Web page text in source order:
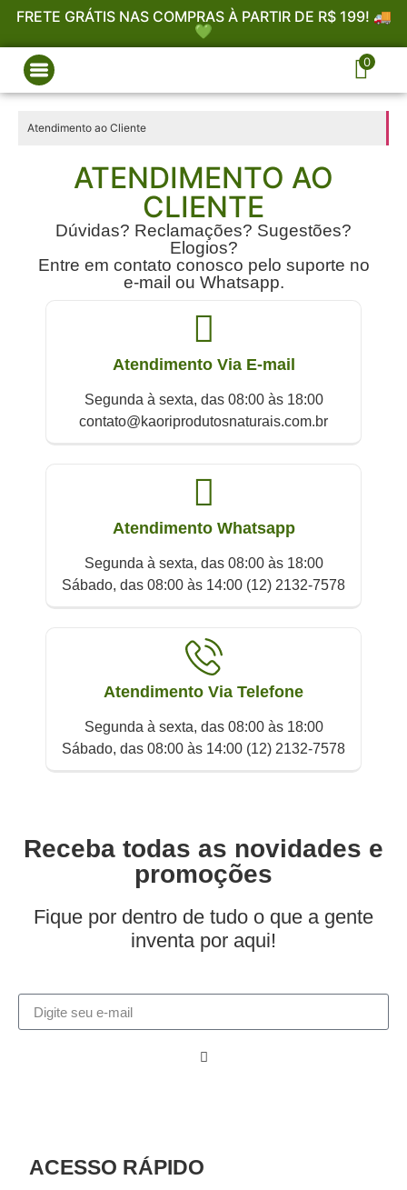
FRETE GRÁTIS NAS COMPRAS À PARTIR DE R$ 199! 🚚
💚
0
Atendimento ao Cliente
ATENDIMENTO AO
CLIENTE
Dúvidas? Reclamações? Sugestões?
Elogios?
Entre em contato conosco pelo suporte no
e-mail ou Whatsapp.
Atendimento Via E-mail
Segunda à sexta, das 08:00 às 18:00
contato@kaoriprodutosnaturais.com.br
Atendimento Whatsapp
Segunda à sexta, das 08:00 às 18:00
Sábado, das 08:00 às 14:00 (12) 2132-7578
Atendimento Via Telefone
Segunda à sexta, das 08:00 às 18:00
Sábado, das 08:00 às 14:00 (12) 2132-7578
Receba todas as novidades e
promoções
Fique por dentro de tudo o que a gente
inventa por aqui!
ACESSO RÁPIDO​